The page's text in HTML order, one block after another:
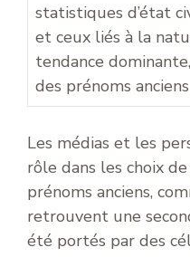
statistiques d’état
et ceux liés à la
tendance
des prénoms
Les médias et les
rôle dans les choix
prénoms anciens,
retrouvent une
été portés par des